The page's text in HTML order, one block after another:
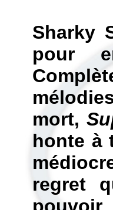
Sharky
pour
mort,
honte à
regret